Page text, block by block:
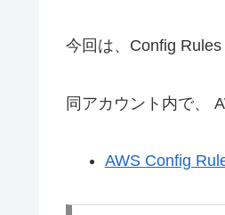
今回は、Config
同アカウント内で、
AWS Config